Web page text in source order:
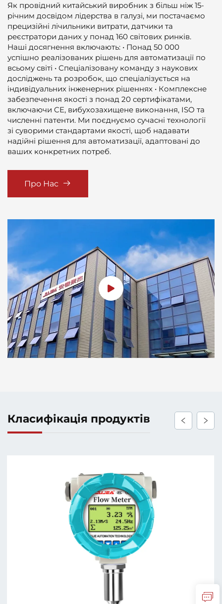
Як провідний китайський виробник з більш ніж 15-
річним досвідом лідерства в галузі, ми постачаємо
прецизійні лічильники витрати, датчики та
реєстратори даних у понад 160 світових ринків.
Наші досягнення включають: • Понад 50 000
успішно реалізованих рішень для автоматизації по
всьому світі • Спеціалізовану команду з наукових
досліджень та розробок, що спеціалізується на
індивідуальних інженерних рішеннях • Комплексне
забезпечення якості з понад 20 сертифікатами,
включаючи CE, вибухозахищене виконання, ISO та
численні патенти. Ми поєднуємо сучасні технології
зі суворими стандартами якості, щоб надавати
надійні рішення для автоматизації, адаптовані до
ваших конкретних потреб.
Про Нас
Класифікація продуктів